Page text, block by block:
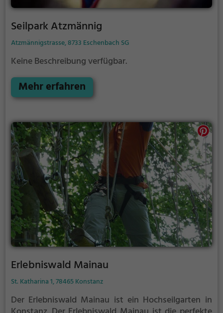
Seilpark Atzmännig
Atzmännigstrasse, 8733 Eschenbach SG
Keine Beschreibung verfügbar.
Mehr erfahren
Erlebniswald Mainau
St. Katharina 1, 78465 Konstanz
Der Erlebniswald Mainau ist ein Hochseilgarten in